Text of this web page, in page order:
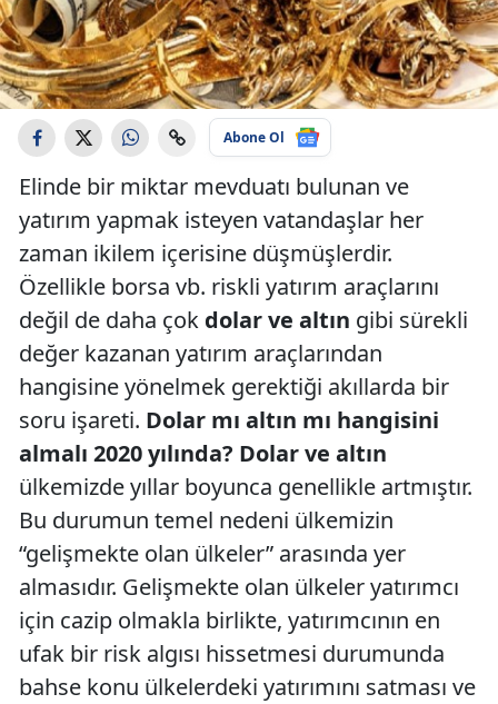
Abone Ol
Elinde bir miktar mevduatı bulunan ve
yatırım yapmak isteyen vatandaşlar her
zaman ikilem içerisine düşmüşlerdir.
Özellikle borsa vb. riskli yatırım araçlarını
değil de daha çok dolar ve altın gibi sürekli
değer kazanan yatırım araçlarından
hangisine yönelmek gerektiği akıllarda bir
soru işareti. Dolar mı altın mı hangisini
almalı 2020 yılında? Dolar ve altın
ülkemizde yıllar boyunca genellikle artmıştır.
Bu durumun temel nedeni ülkemizin
“gelişmekte olan ülkeler” arasında yer
almasıdır. Gelişmekte olan ülkeler yatırımcı
için cazip olmakla birlikte, yatırımcının en
ufak bir risk algısı hissetmesi durumunda
bahse konu ülkelerdeki yatırımını satması ve